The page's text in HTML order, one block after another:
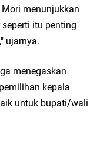
menunjukkan
itu penting
ujarnya.
menegaskan
kepala
untuk bupati/wali